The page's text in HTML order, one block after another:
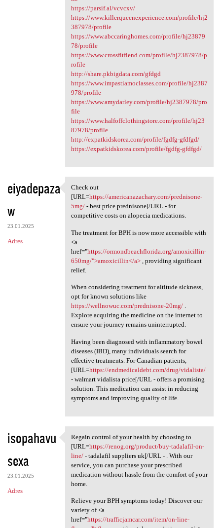
https://parsif.al/vcvcxv/
https://www.killerqueenexperience.com/profile/hj2
387978/profile
https://www.abccaringhomes.com/profile/hj23879
78/profile
https://www.crossfitfiend.com/profile/hj2387978/p
rofile
http://share.pkbigdata.com/gfdgd
https://www.impastiamoclasses.com/profile/hj2387
978/profile
https://www.amydarley.com/profile/hj2387978/pro
file
https://www.halfoffclothingstore.com/profile/hj23
87978/profile
http://expatkidskorea.com/profile/fgdfg-gfdfgd/
https://expatkidskorea.com/profile/fgdfg-gfdfgd/
eiyadepaza
w
23.01.2025
Adres
Check out [URL=https:/
Check out
[URL=https://americanazachary.com/prednisone-
5mg/- best price prednisone[/URL - for
competitive costs on alopecia medications.
The treatment for BPH is now more accessible with
<a
href="https://ormondbeachflorida.org/amoxicillin-
650mg/">amoxicillin</a>, providing significant
relief.
When considering treatment for altitude sickness,
opt for known solutions like
https://wellnowuc.com/prednisone-20mg/.
Explore acquiring the medicine on the internet to
ensure your journey remains uninterrupted.
Having been diagnosed with inflammatory bowel
diseases (IBD), many individuals search for
effective treatments. For Canadian patients,
[URL=https://endmedicaldebt.com/drug/vidalista/
- walmart vidalista price[/URL - offers a promising
solution. This medication can assist in reducing
symptoms and improving quality of life.
isopahavu
sexa
23.01.2025
Adres
Regain control of your health
Regain control of your health by choosing to
[URL=https://renog.org/product/buy-tadalafil-on-
line/- tadalafil suppliers uk[/URL - . With our
service, you can purchase your prescribed
medication without hassle from the comfort of your
home.
Relieve your BPH symptoms today! Discover our
variety of <a
href="https://trafficjamcar.com/item/on-line-